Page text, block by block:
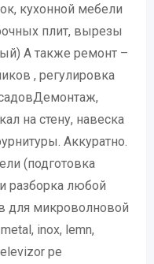
кухонной мебели
плит, вырезы
А также ремонт –
, регулировка
на стену, навеска
Аккуратно.
(подготовка
разборка любой
для микроволновой
inox, lemn,
pe